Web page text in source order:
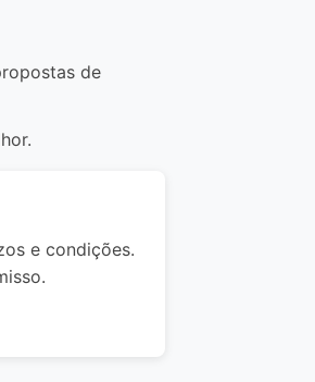
de
e condições.